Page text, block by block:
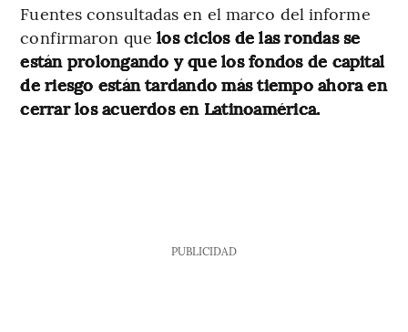
Fuentes consultadas en el marco del informe
confirmaron que los ciclos de las rondas se
están prolongando y que los fondos de capital
de riesgo están tardando más tiempo ahora en
cerrar los acuerdos en Latinoamérica.
PUBLICIDAD